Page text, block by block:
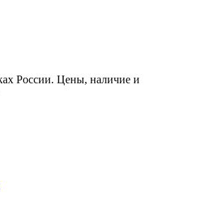
России. Цены, наличие и